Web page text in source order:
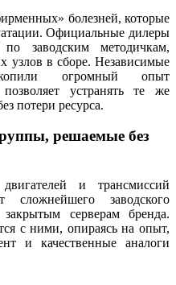
болезней, которые
Официальные дилеры
заводским методичкам,
узлов в сборе. Независимые
огромный опыт
устранять те же
потери ресурса.
решаемые без
и трансмиссий
заводского
серверам бренда.
с ними, опираясь на опыт,
и качественные аналоги